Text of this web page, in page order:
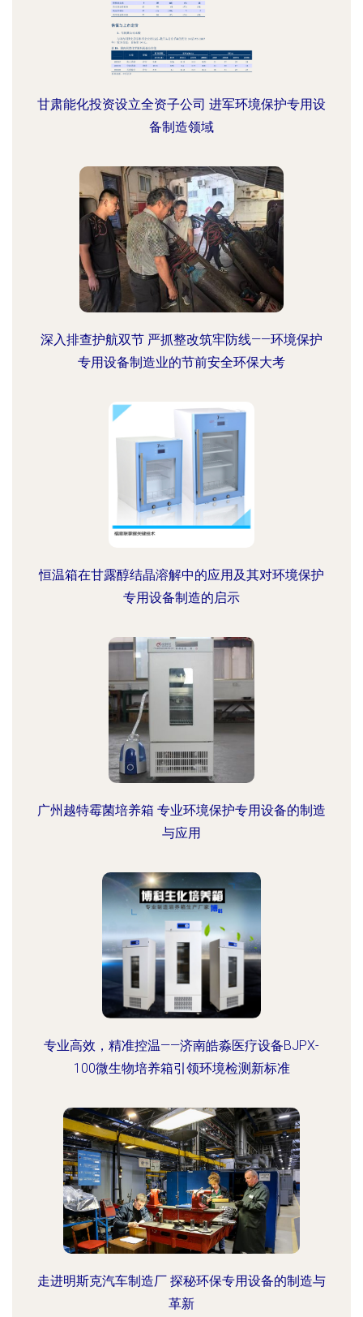
甘肃能化投资设立全资子公司 进军环境保护专用设
备制造领域
深入排查护航双节 严抓整改筑牢防线——环境保护
专用设备制造业的节前安全环保大考
恒温箱在甘露醇结晶溶解中的应用及其对环境保护
专用设备制造的启示
广州越特霉菌培养箱 专业环境保护专用设备的制造
与应用
专业高效，精准控温——济南皓淼医疗设备BJPX-
100微生物培养箱引领环境检测新标准
走进明斯克汽车制造厂 探秘环保专用设备的制造与
革新